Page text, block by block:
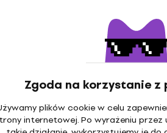
Zgoda na korzystanie z
plików cookie w celu
internetowej. Po wyrażeniu